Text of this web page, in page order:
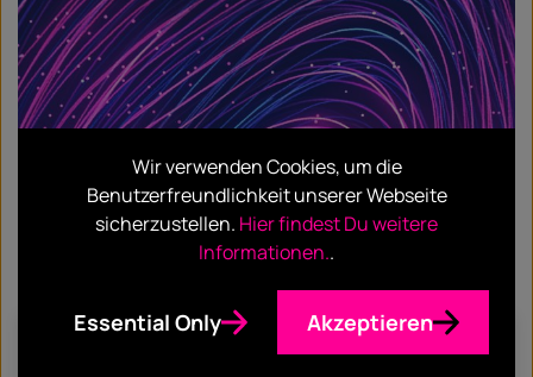
Wir verwenden Cookies, um die
Benutzerfreundlichkeit unserer Webseite
sicherzustellen. Hier findest Du weitere
Informationen..
Essential Only Akzeptieren